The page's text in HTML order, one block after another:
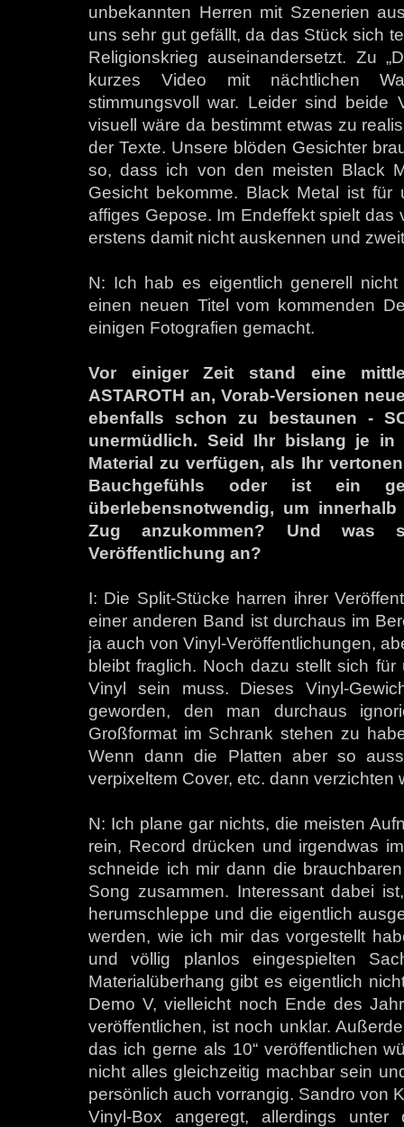
unbekannten Herren mit Szenerien
uns sehr gut gefällt, da das Stück sich
Religionskrieg auseinandersetzt. Zu
kurzes Video mit nächtlichen
stimmungsvoll war. Leider sind beide
visuell wäre da bestimmt etwas zu
der Texte. Unsere blöden Gesichter
so, dass ich von den meisten Black
Gesicht bekomme. Black Metal ist
affiges Gepose. Im Endeffekt spielt
erstens damit nicht auskennen und
N: Ich hab es eigentlich generell
einen neuen Titel vom kommenden
einigen Fotografien gemacht.
Vor einiger Zeit stand eine
ASTAROTH an, Vorab-Versionen
ebenfalls schon zu bestaunen -
unermüdlich. Seid Ihr bislang je in
Material zu verfügen, als Ihr
Bauchgefühls oder ist ein
überlebensnotwendig, um
Zug anzukommen? Und was
Veröffentlichung an?
I: Die Split-Stücke harren ihrer
einer anderen Band ist durchaus im
ja auch von Vinyl-Veröffentlichungen,
bleibt fraglich. Noch dazu stellt sich
Vinyl sein muss. Dieses Vinyl-
geworden, den man durchaus
Großformat im Schrank stehen zu
Wenn dann die Platten aber so
verpixeltem Cover, etc. dann verzichten
N: Ich plane gar nichts, die meisten
rein, Record drücken und irgendwas
schneide ich mir dann die
Song zusammen. Interessant dabei
herumschleppe und die eigentlich
werden, wie ich mir das vorgestellt
und völlig planlos eingespielten
Materialüberhang gibt es eigentlich
Demo V, vielleicht noch Ende des
veröffentlichen, ist noch unklar.
das ich gerne als 10“ veröffentlichen
nicht alles gleichzeitig machbar sein
persönlich auch vorrangig. Sandro von
Vinyl-Box angeregt, allerdings